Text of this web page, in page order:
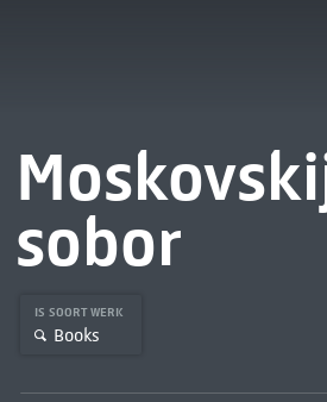
sobor
IS SOORT WERK
Books